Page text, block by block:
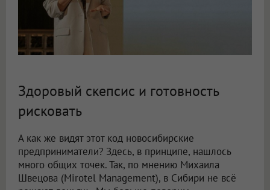
Здоровый скепсис и готовность
рисковать
А как же видят этот код новосибирские
предприниматели? Здесь, в принципе, нашлось
много общих точек. Так, по мнению Михаила
Швецова (Mirotel Management), в Сибири не всё